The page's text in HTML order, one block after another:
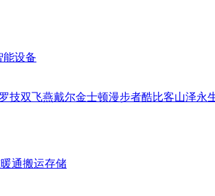
能设备
罗技双飞燕戴尔金士顿漫步者酷比客山泽永
通搬运存储